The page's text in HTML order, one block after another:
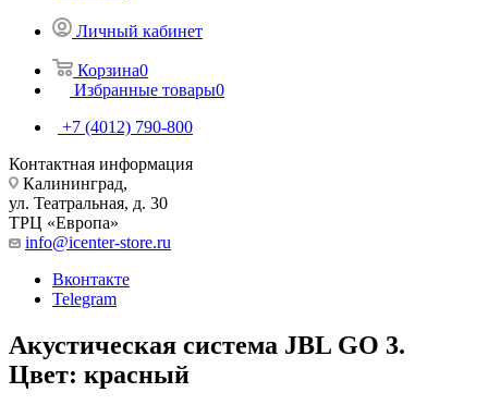
Личный кабинет
Корзина0
Избранные товары0
+7 (4012) 790-800
Контактная информация
Калининград,
ул. Театральная, д. 30
ТРЦ «Европа»
info@icenter-store.ru
Вконтакте
Telegram
Акустическая система JBL GO 3.
Цвет: красный